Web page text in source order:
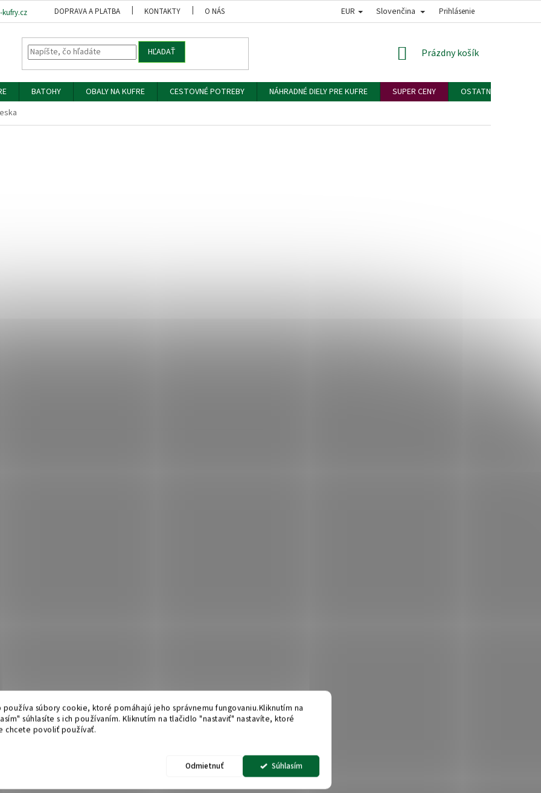
používa súbory cookie, ktoré pomáhajú jeho správnemu fungovaniu.Kliknutím na
súhlasíte s ich používaním. Kliknutím na tlačidlo "nastaviť" nastavíte, ktoré
chcete povoliť používať.
Odmietnuť Súhlasím
DOPRAVA A PLATBA KONTAKTY O NÁS PODMIENKY OCHRANY OSOBNÝCH ÚDAJOV
EUR Slovenčina Prihlásenie
HĽADAŤ
NÁKUPNÝ
Prázdny košík
BATOHY OBALY NA KUFRE CESTOVNÉ POTREBY NÁHRADNÉ DIELY PRE KUFRE SUPER CENY
OSTATNÉ